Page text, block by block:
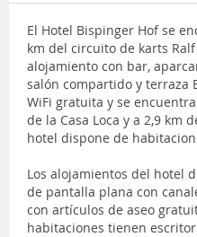
El Hotel Bispinger Hof se
km del circuito de karts
alojamiento con bar,
salón compartido y terraza
WiFi gratuita y se
de la Casa Loca y a 2,9 km
hotel dispone de
Los alojamientos del hotel
de pantalla plana con
con artículos de aseo
habitaciones tienen